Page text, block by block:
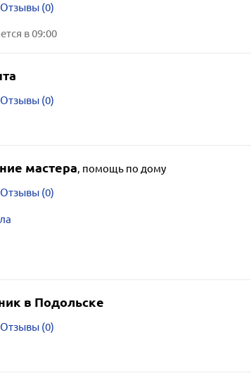
Отзывы (0)
в 09:00
Отзывы (0)
мастера, помощь по дому
Отзывы (0)
в Подольске
Отзывы (0)